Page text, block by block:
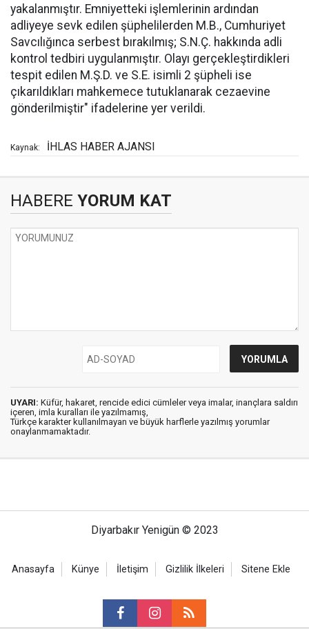
yakalanmıştır. Emniyetteki işlemlerinin ardından
adliyeye sevk edilen şüphelilerden M.B., Cumhuriyet
Savcılığınca serbest bırakılmış; S.N.Ç. hakkında adli
kontrol tedbiri uygulanmıştır. Olayı gerçekleştirdikleri
tespit edilen M.Ş.D. ve S.E. isimli 2 şüpheli ise
çıkarıldıkları mahkemece tutuklanarak cezaevine
gönderilmiştir" ifadelerine yer verildi.
Kaynak: İHLAS HABER AJANSI
HABERE YORUM KAT
UYARI: Küfür, hakaret, rencide edici cümleler veya imalar, inançlara saldırı
içeren, imla kuralları ile yazılmamış,
Türkçe karakter kullanılmayan ve büyük harflerle yazılmış yorumlar
onaylanmamaktadır.
Diyarbakır Yenigün © 2023
Anasayfa Künye İletişim Gizlilik İlkeleri Sitene Ekle